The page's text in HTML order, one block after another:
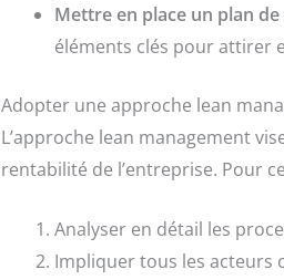
Mettre en place un plan
éléments clés pour attirer
Adopter une approche lean
L’approche lean management
rentabilité de l’entreprise. Pour
Analyser en détail les
Impliquer tous les acteurs